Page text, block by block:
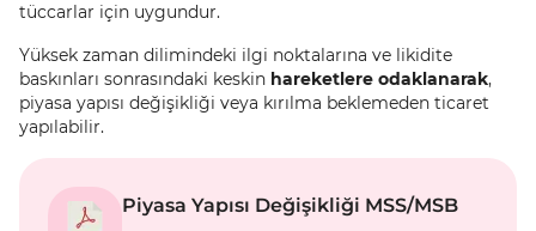
tüccarlar için uygundur.
Yüksek zaman dilimindeki ilgi noktalarına ve likidite
baskınları sonrasındaki keskin hareketlere odaklanarak,
piyasa yapısı değişikliği veya kırılma beklemeden ticaret
yapılabilir.
Piyasa Yapısı Değişikliği MSS/MSB